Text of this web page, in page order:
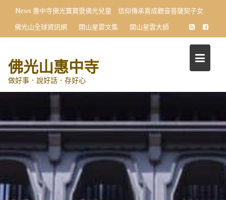
content
News 惠中寺佛光寶寶暨佛光兒童 信仰傳承喜成觀音菩薩契子女
佛光山全球資訊網
開山星雲文集 開山星雲大師
佛光山惠中寺
做好事．說好話．存好心